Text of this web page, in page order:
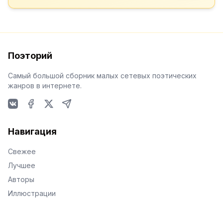
Поэторий
Самый большой сборник малых сетевых поэтических
жанров в интернете.
Навигация
Свежее
Лучшее
Авторы
Иллюстрации